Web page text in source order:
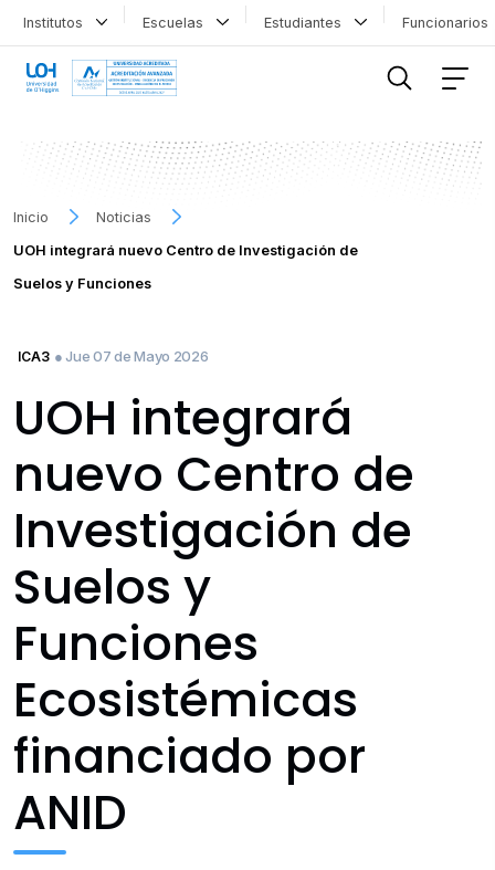
Institutos Escuelas Estudiantes
Inicio
Noticias
UOH integrará nuevo Centro de Investigación de
Suelos y Funciones
ICA3 ● Jue 07 de Mayo 2026
UOH integrará
nuevo Centro de
Investigación de
Suelos y
Funciones
Ecosistémicas
financiado por
ANID